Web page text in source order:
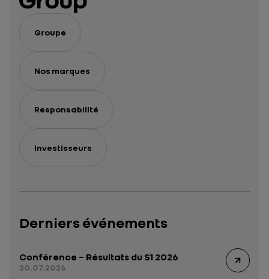
Groupe
Nos marques
Responsabilité
Investisseurs
Derniers événements
Conférence – Résultats du S1 2026
30.07.2026